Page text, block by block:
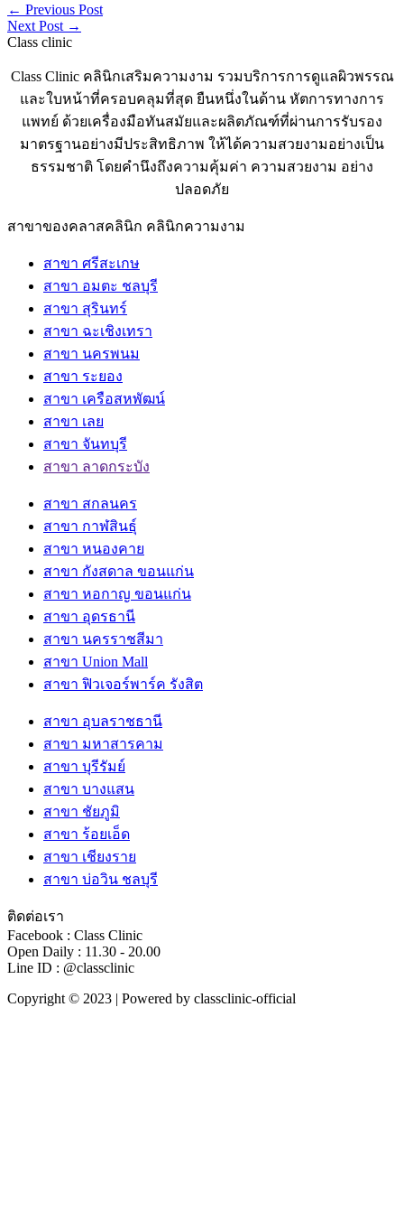
← Previous Post
Next Post →
Class clinic
Class Clinic คลินิกเสริมความงาม รวมบริการการดูแลผิวพรรณ
และใบหน้าที่ครอบคลุมที่สุด ยืนหนึ่งในด้าน หัตการทางการ
แพทย์ ด้วยเครื่องมือทันสมัยและผลิตภัณฑ์ที่ผ่านการรับรอง
มาตรฐานอย่างมีประสิทธิภาพ ให้ได้ความสวยงามอย่างเป็น
ธรรมชาติ โดยคำนึงถึงความคุ้มค่า ความสวยงาม อย่าง
ปลอดภัย
สาขาของคลาสคลินิก คลินิกความงาม
สาขา ศรีสะเกษ
สาขา อมตะ ชลบุรี
สาขา สุรินทร์
สาขา ฉะเชิงเทรา
สาขา นครพนม
สาขา ระยอง
สาขา เครือสหพัฒน์
สาขา เลย
สาขา จันทบุรี
สาขา ลาดกระบัง
สาขา สกลนคร
สาขา กาฬสินธุ์
สาขา หนองคาย
สาขา กังสดาล ขอนแก่น
สาขา หอกาญ ขอนแก่น
สาขา อุดรธานี
สาขา นครราชสีมา
สาขา Union Mall
สาขา ฟิวเจอร์พาร์ค รังสิต
สาขา อุบลราชธานี
สาขา มหาสารคาม
สาขา บุรีรัมย์
สาขา บางแสน
สาขา ชัยภูมิ
สาขา ร้อยเอ็ด
สาขา เชียงราย
สาขา บ่อวิน ชลบุรี
ติดต่อเรา
Facebook : Class Clinic
Open Daily : 11.30 - 20.00
Line ID : @classclinic​
Copyright © 2023 | Powered by classclinic-official